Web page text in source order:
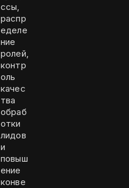
ссы,
распр
еделе
ние
ролей,
контр
оль
качес
тва
обраб
отки
лидов
и
повыш
ение
конве